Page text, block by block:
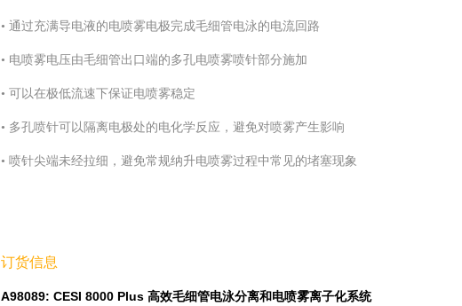
• 通过充满导电液的电喷雾电极完成毛细管电泳的电流回路
• 电喷雾电压由毛细管出口端的多孔电喷雾喷针部分施加
• 可以在极低流速下保证电喷雾稳定
• 多孔喷针可以隔离电极处的电化学反应，避免对喷雾产生影响
• 喷针尖端未经拉细，避免常规纳升电喷雾过程中常见的堵塞现象
订货信息
A98089: CESI 8000 Plus 高效毛细管电泳分离和电喷雾离子化系统